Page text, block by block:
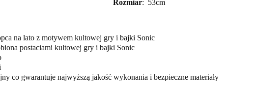
Rozmiar: 53cm
na lato z motywem kultowej gry i bajki Sonic
postaciami kultowej gry i bajki Sonic
co gwarantuje najwyższą jakość wykonania i bezpieczne materiały